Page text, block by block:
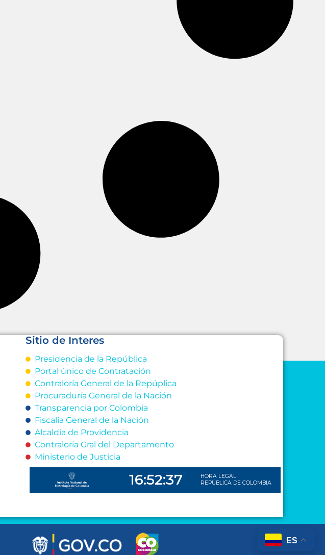
Sitio de Interes
Presidencia de la República
Portal único de Contratación
Contraloría General de la Repúplica
Procuraduría General de la Nación
Transparencia por Colombia
Fiscalía General de la Nación
Alcaldia de Providencia
Contraloría Gral del Departamento
Ministerio de Justicia
ES